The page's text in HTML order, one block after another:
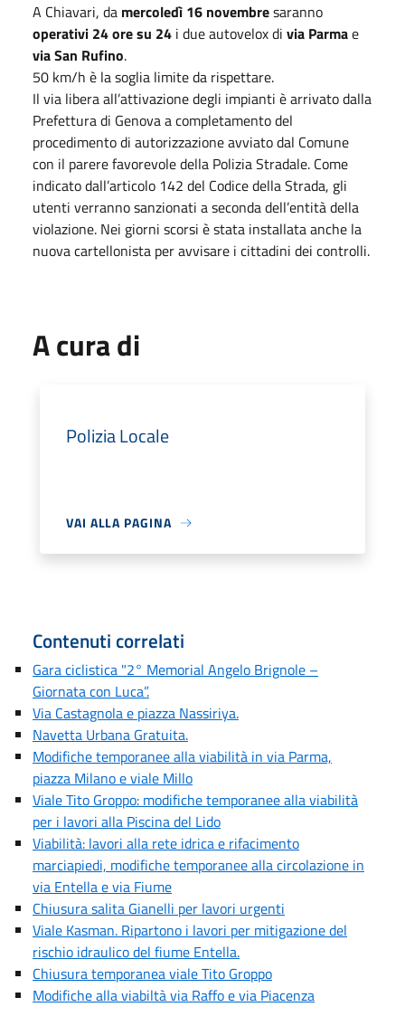
A Chiavari, da mercoledì 16 novembresaranno
operativi 24 ore su 24 i due autovelox di via Parmae
via San Rufino.
50 km/h è la soglia limite da rispettare.
Il via libera all’attivazione degli impianti è arrivato dalla
Prefettura di Genova a completamento del
procedimento di autorizzazione avviato dal Comune
con il parere favorevole della Polizia Stradale. Come
indicato dall’articolo 142 del Codice della Strada, gli
utenti verranno sanzionati a seconda dell’entità della
violazione. Nei giorni scorsi è stata installata anche la
nuova cartellonista per avvisare i cittadini dei controlli.
A cura di
Polizia Locale
VAI ALLA PAGINA
Contenuti correlati
Gara ciclistica "2° Memorial Angelo Brignole –
Giornata con Luca”.
Via Castagnola e piazza Nassiriya.
Navetta Urbana Gratuita.
Modifiche temporanee alla viabilità in via Parma,
piazza Milano e viale Millo
Viale Tito Groppo: modifiche temporanee alla viabilità
per i lavori alla Piscina del Lido
Viabilità: lavori alla rete idrica e rifacimento
marciapiedi, modifiche temporanee alla circolazione in
via Entella e via Fiume
Chiusura salita Gianelli per lavori urgenti
Viale Kasman. Ripartono i lavori per mitigazione del
rischio idraulico del fiume Entella.
Chiusura temporanea viale Tito Groppo
Modifiche alla viabiltà via Raffo e via Piacenza